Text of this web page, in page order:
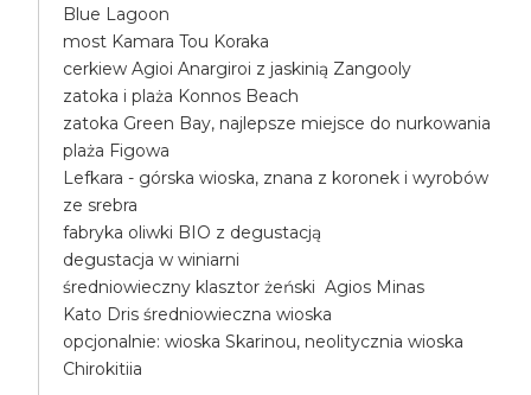
Blue Lagoon
most Kamara Tou Koraka
cerkiew Agioi Anargiroi z jaskinią Zangooly
zatoka i plaża Konnos Beach
zatoka Green Bay, najlepsze miejsce do nurkowania
plaża Figowa
Lefkara - górska wioska, znana z koronek i wyrobów
ze srebra
fabryka oliwki BIO z degustacją
degustacja w winiarni
średniowieczny klasztor żeński Agios Minas
Kato Dris średniowieczna wioska
opcjonalnie: wioska Skarinou, neolitycznia wioska
Chirokitiia